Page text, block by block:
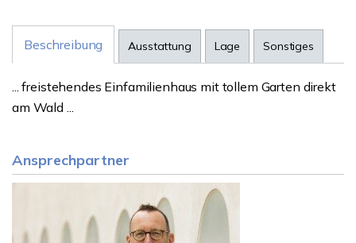
Beschreibung Ausstattung Lage Sonstiges
... freistehendes Einfamilienhaus mit tollem Garten direkt
am Wald ...
Ansprechpartner